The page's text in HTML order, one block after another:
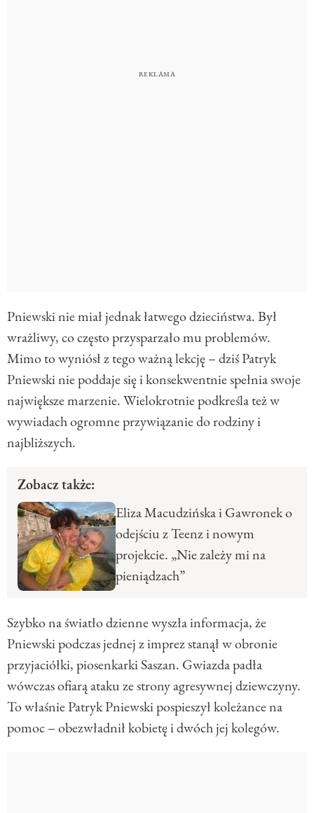
Pniewski nie miał jednak łatwego dzieciństwa. Był
wrażliwy, co często przysparzało mu problemów.
Mimo to wyniósł z tego ważną lekcję – dziś Patryk
Pniewski nie poddaje się i konsekwentnie spełnia swoje
największe marzenie. Wielokrotnie podkreśla też w
wywiadach ogromne przywiązanie do rodziny i
najbliższych.
Zobacz także:
Eliza Macudzińska i Gawronek o
odejściu z Teenz i nowym
projekcie. „Nie zależy mi na
pieniądzach”
Szybko na światło dzienne wyszła informacja, że
Pniewski podczas jednej z imprez stanął w obronie
przyjaciółki, piosenkarki Saszan. Gwiazda padła
wówczas ofiarą ataku ze strony agresywnej dziewczyny.
To właśnie Patryk Pniewski pospieszył koleżance na
pomoc – obezwładnił kobietę i dwóch jej kolegów.